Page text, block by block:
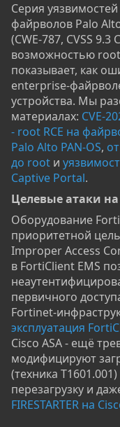
Серия
файрволов Palo
(CWE-787, CVSS 9.3
возможностью root
показывает, как
enterprise-
устройства. Мы
материалах: CVE-
- root RCE на
Palo Alto PAN-OS,
до root и
Captive Portal.
Целевые атаки
Оборудование
приоритетной
Improper Access
в FortiClient EMS
первичного
Fortinet-
эксплуатация
Cisco ASA - ещё
модифицируют
(техника
перезагрузку и
FIRESTARTER на